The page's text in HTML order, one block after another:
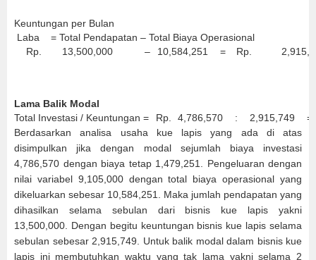
Keuntungan per Bulan
Laba = Total Pendapatan – Total Biaya Operasional
Rp.
13,500,000 – 10,584,251 = Rp.
Lama Balik Modal
Total Investasi / Keuntungan =
Rp. 4,786,570 : 2,915,749
=
Berdasarkan analisa usaha kue lapis yang ada di atas
disimpulkan jika dengan modal sejumlah biaya investasi
4,786,570 dengan biaya tetap 1,479,251. Pengeluaran dengan
nilai variabel 9,105,000 dengan total biaya operasional yang
dikeluarkan sebesar 10,584,251. Maka jumlah pendapatan yang
dihasilkan selama sebulan dari bisnis kue lapis yakni
13,500,000. Dengan begitu keuntungan bisnis kue lapis selama
sebulan sebesar 2,915,749. Untuk balik modal dalam bisnis kue
lapis ini membutuhkan waktu yang tak lama yakni selama 2